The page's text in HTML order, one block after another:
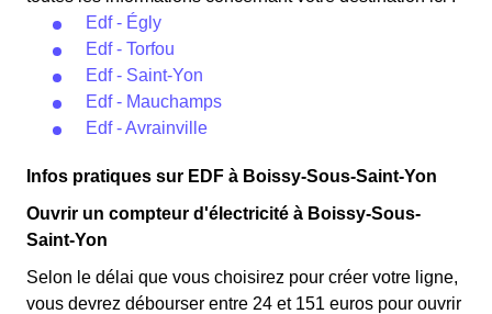
Edf - Égly
Edf - Torfou
Edf - Saint-Yon
Edf - Mauchamps
Edf - Avrainville
Infos pratiques sur EDF à Boissy-Sous-Saint-Yon
Ouvrir un compteur d'électricité à Boissy-Sous-
Saint-Yon
Selon le délai que vous choisirez pour créer votre ligne,
vous devrez débourser entre 24 et 151 euros pour ouvrir